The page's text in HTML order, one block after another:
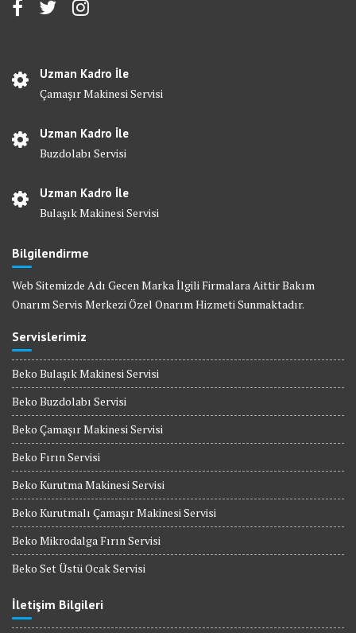
Uzman Kadro İle
Çamaşır Makinesi Servisi
Uzman Kadro İle
Buzdolabı Servisi
Uzman Kadro İle
Bulaşık Makinesi Servisi
Bilgilendirme
Web Sitemizde Adı Gecen Marka İlgili Firmalara Aittir Bakım
Onarım Servis Merkezi Özel Onarım Hizmeti Sunmaktadır.
Servislerimiz
Beko Bulaşık Makinesi Servisi
Beko Buzdolabı Servisi
Beko Çamaşır Makinesi Servisi
Beko Fırın Servisi
Beko Kurutma Makinesi Servisi
Beko Kurutmalı Çamaşır Makinesi Servisi
Beko Mikrodalga Fırın Servisi
Beko Set Üstü Ocak Servisi
İletişim Bilgileri